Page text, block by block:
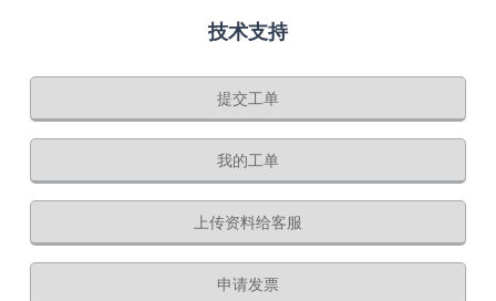
技术支持
提交工单
我的工单
上传资料给客服
申请发票